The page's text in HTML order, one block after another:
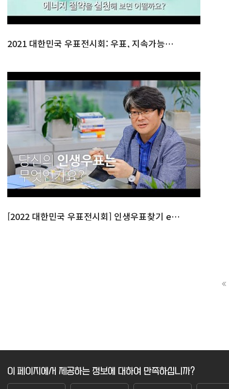
2021 대한민국 우표전시회: 우표, 지속가능한 세상을 말하다
[2022 대한민국 우표전시회] 인생우표찾기 ep.2
이 페이지에서 제공하는 정보에 대하여 만족하십니까?